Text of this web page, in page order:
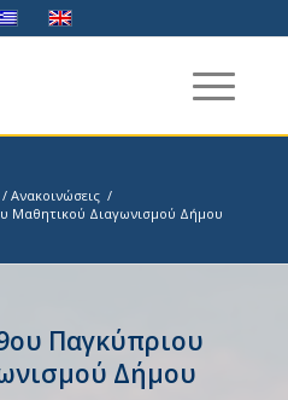
Ανακοινώσεις /
Μαθητικού Διαγωνισμού Δήμου
Παγκύπριου
Δήμου